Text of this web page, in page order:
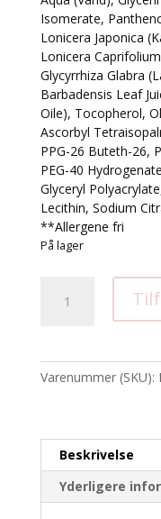
Isomerate,
Lonicera Japonica
Lonicera
Glycyrrhiza Glabra
Barbadensis Leaf
Oile), Tocopherol,
Ascorbyl
PPG-26 Buteth-26,
PEG-40
Glyceryl
Lecithin, Sodium
**Allergene fri
På lager
Youth
30
ml
hud
antal
Varenummer (SKU):
Beskrivelse
Yderligere